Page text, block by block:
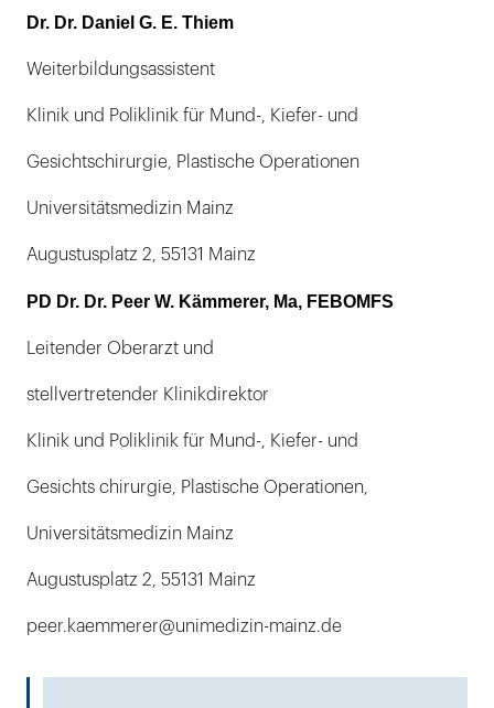
Dr. Dr. Daniel G. E. Thiem
Weiterbildungsassistent
Klinik und Poliklinik für Mund-, Kiefer- und
Gesichtschirurgie, Plastische Operationen
Universitätsmedizin Mainz
Augustusplatz 2, 55131 Mainz
PD Dr. Dr. Peer W. Kämmerer, Ma, FEBOMFS
Leitender Oberarzt und
stellvertretender Klinikdirektor
Klinik und Poliklinik für Mund-, Kiefer- und
Gesichts chirurgie, Plastische Operationen,
Universitätsmedizin Mainz
Augustusplatz 2, 55131 Mainz
peer.kaemmerer@unimedizin-mainz.de